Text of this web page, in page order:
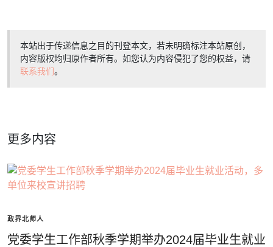
本站出于传递信息之目的刊登本文，若未明确标注本站原创，
内容版权均归原作者所有。如您认为内容侵犯了您的权益，请
联系我们。
更多内容
政界北师人
党委学生工作部秋季学期举办2024届毕业生就业